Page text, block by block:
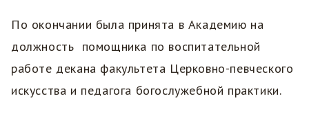
По окончании была принята в Академию на
должность помощника по воспитательной
работе декана факультета Церковно-певческого
искусства и педагога богослужебной практики.